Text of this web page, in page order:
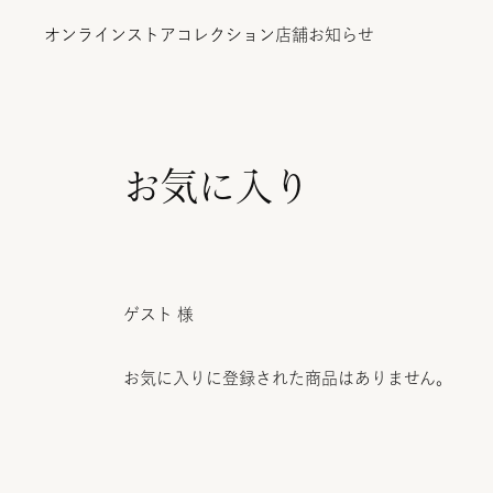
オンラインストア コレクション 店舗お知らせ
お気に入り
ゲスト 様
お気に入りに登録された商品はありません。